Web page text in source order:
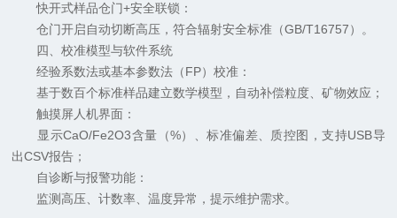
快开式样品仓门+安全联锁：
仓门开启自动切断高压，符合辐射安全标准（GB/T16757）。
四、校准模型与软件系统
经验系数法或基本参数法（FP）校准：
基于数百个标准样品建立数学模型，自动补偿粒度、矿物效应；
触摸屏人机界面：
显示CaO/Fe2O3含量（%）、标准偏差、质控图，支持USB导
出CSV报告；
自诊断与报警功能：
监测高压、计数率、温度异常，提示维护需求。